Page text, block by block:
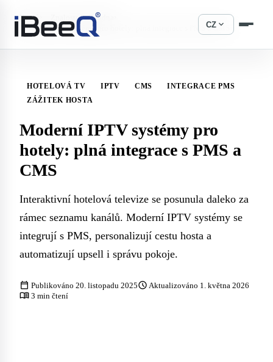
CZ expand_more
Domů Znalostní základna
Moderní IPTV systémy pro hotely: plná integrace s PMS a CMS
HOTELOVÁ TV IPTV CMS
INTEGRACE PMS
ZÁŽITEK HOSTA
Moderní IPTV systémy pro
hotely: plná integrace s PMS a
CMS
Interaktivní hotelová televize se posunula daleko za
rámec seznamu kanálů. Moderní IPTV systémy se
integrují s PMS, personalizují cestu hosta a
automatizují upsell i správu pokoje.
calendar_today Publikováno 20. listopadu 2025schedule Aktualizováno 1. května 2026
menu_book 3 min čtení